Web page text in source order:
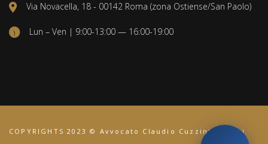
Via Novacella, 18 - 00142 Roma (zona Ostiense/San Paolo)
Lun – Ven | 9:00-13:00 — 16:00-19:00
COPYRIGHTS 2023 © Avvocato Claudio Cuzzini. Tutti i